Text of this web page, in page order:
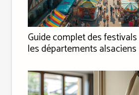
Guide complet des
les départements alsaciens